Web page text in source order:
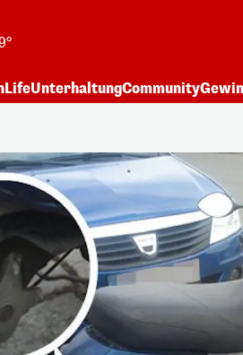
LifeUnterhaltungCommunity